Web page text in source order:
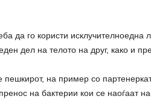
да го користи исклучително​една
дел на телото на друг, како и
пешкирот, на пример со
на бактерии кои се наоѓаат